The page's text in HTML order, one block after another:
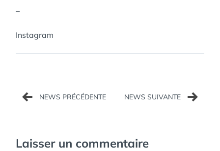
–
Instagram
Navigation
de
Laisser un commentaire